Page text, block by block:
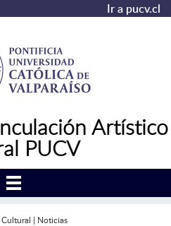
Ir a pucv.cl
Artístico
PUCV
| Noticias